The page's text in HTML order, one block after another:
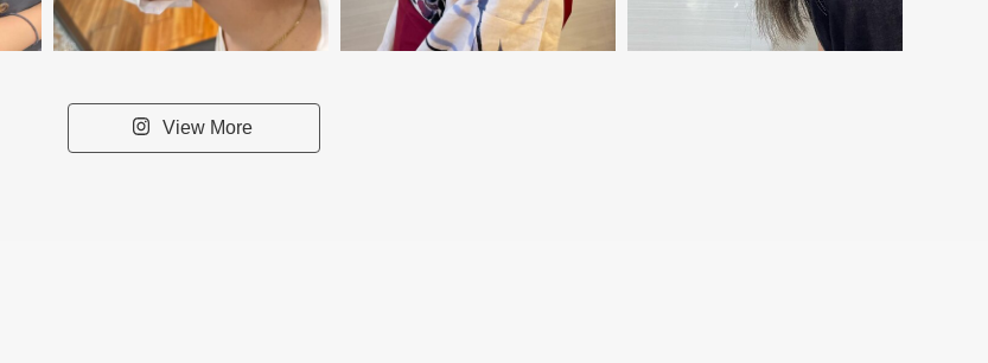
View More